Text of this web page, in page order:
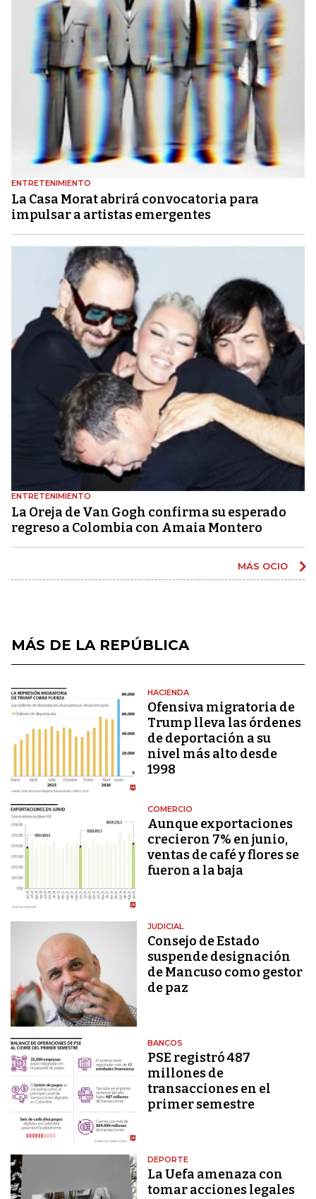
ENTRETENIMIENTO
La Casa Morat abrirá convocatoria para
impulsar a artistas emergentes
ENTRETENIMIENTO
La Oreja de Van Gogh confirma su esperado
regreso a Colombia con Amaia Montero
MÁS OCIO
MÁS DE LA REPÚBLICA
HACIENDA
Ofensiva migratoria de
Trump lleva las órdenes
de deportación a su
nivel más alto desde
1998
COMERCIO
Aunque exportaciones
crecieron 7% en junio,
ventas de café y flores se
fueron a la baja
JUDICIAL
Consejo de Estado
suspende designación
de Mancuso como gestor
de paz
BANCOS
PSE registró 487
millones de
transacciones en el
primer semestre
DEPORTE
La Uefa amenaza con
tomar acciones legales